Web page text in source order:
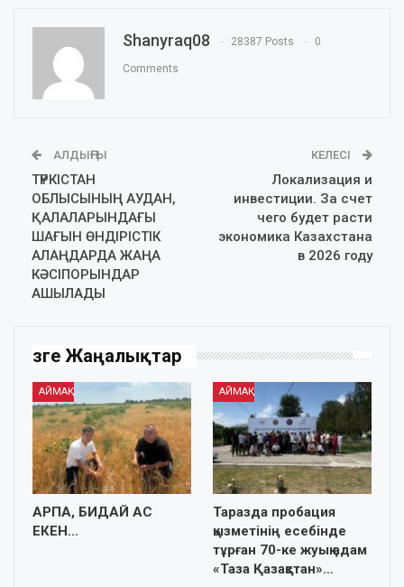
Shanyraq08 28387 Posts 0
Comments
АЛДЫҢҒЫ
ТҮРКІСТАН
ОБЛЫСЫНЫҢ АУДАН,
ҚАЛАЛАРЫНДАҒЫ
ШАҒЫН ӨНДІРІСТІК
АЛАҢДАРДА ЖАҢА
КӘСІПОРЫНДАР
АШЫЛАДЫ
КЕЛЕСІ
Локализация и
инвестиции. За счет
чего будет расти
экономика Казахстана
в 2026 году
Өзге Жаңалықтар
АЙМАҚ
АРПА, БИДАЙ АС
ЕКЕН…
АЙМАҚ
Таразда пробация
қызметінің есебінде
тұрған 70-ке жуық адам
«Таза Қазақстан»…